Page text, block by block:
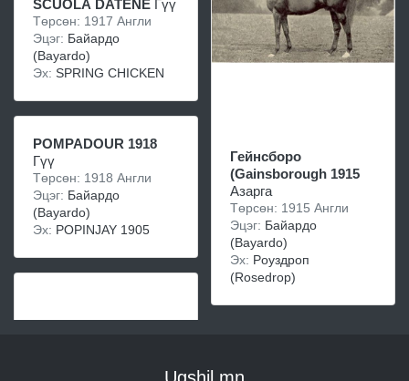
SCUOLA DATENE Гүү
Төрсөн: 1917 Англи
Эцэг: Бaйaрдо
(Bayardo)
Эх: SPRING CHICKEN
POMPADOUR 1918
Гүү
Төрсөн: 1918 Англи
Эцэг: Бaйaрдо
(Bayardo)
Эх: POPINJAY 1905
Гейнсборо
(Gainsborough 1915
Азарга
Төрсөн: 1915 Англи
Эцэг: Бaйaрдо
(Bayardo)
Эх: Рoуздрoп
(Rosedrop)